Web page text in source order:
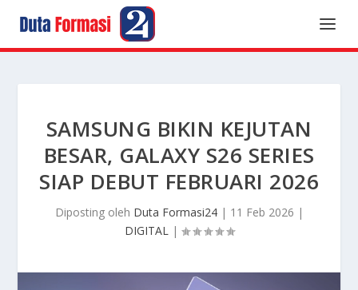
SAMSUNG BIKIN KEJUTAN
BESAR, GALAXY S26 SERIES
SIAP DEBUT FEBRUARI 2026
Diposting oleh Duta Formasi24| 11 Feb 2026 |
DIGITAL|